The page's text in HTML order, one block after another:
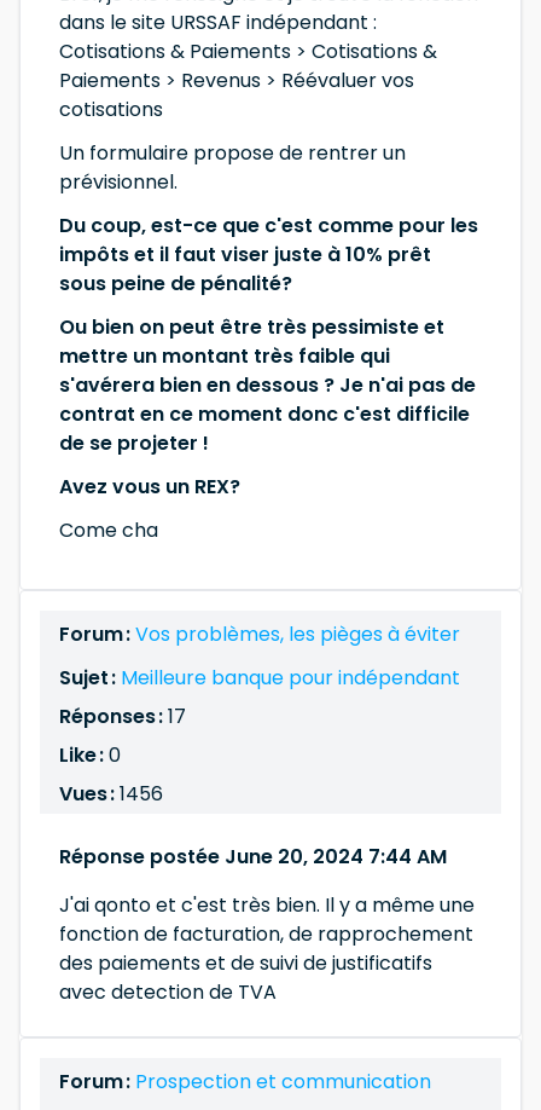
dans le site URSSAF indépendant :
Cotisations & Paiements > Cotisations &
Paiements > Revenus > Réévaluer vos
cotisations
Un formulaire propose de rentrer un
prévisionnel.
Du coup, est-ce que c'est comme pour les
impôts et il faut viser juste à 10% prêt
sous peine de pénalité?
Ou bien on peut être très pessimiste et
mettre un montant très faible qui
s'avérera bien en dessous ? Je n'ai pas de
contrat en ce moment donc c'est difficile
de se projeter !
Avez vous un REX?
Come cha
Forum :Vos problèmes, les pièges à éviter
Sujet : Meilleure banque pour indépendant
Réponses :17
Like :0
Vues :1456
Réponse postée June 20, 2024 7:44 AM
J'ai qonto et c'est très bien. Il y a même une
fonction de facturation, de rapprochement
des paiements et de suivi de justificatifs
avec detection de TVA
Forum : Prospection et communication